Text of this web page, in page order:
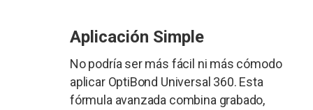
Aplicación Simple
No podría ser más fácil ni más cómodo
aplicar OptiBond Universal 360. Esta
fórmula avanzada combina grabado,